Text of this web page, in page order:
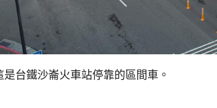
是台鐵沙崙火車站停靠的區間車。